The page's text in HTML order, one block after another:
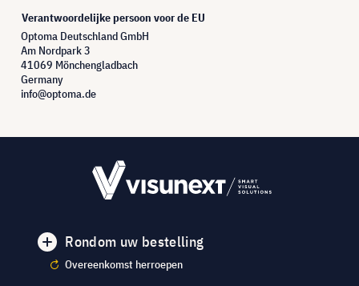
Verantwoordelijke persoon voor de EU
Optoma Deutschland GmbH
Am Nordpark 3
41069 Mönchengladbach
Germany
info@optoma.de
Rondom uw bestelling
Overeenkomst herroepen